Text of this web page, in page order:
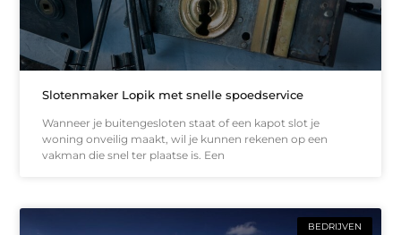
Slotenmaker Lopik met snelle spoedservice
Wanneer je buitengesloten staat of een kapot slot je
woning onveilig maakt, wil je kunnen rekenen op een
vakman die snel ter plaatse is. Een
BEDRIJVEN